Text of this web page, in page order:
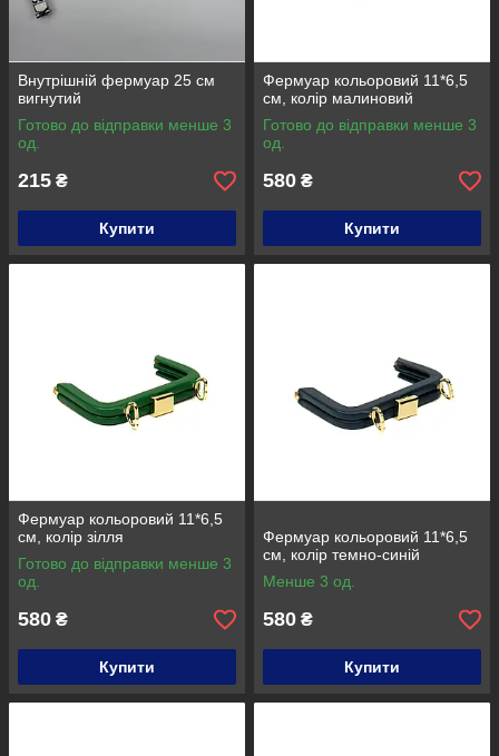
Внутрішній фермуар 25 см
вигнутий
Готово до відправки менше 3
од.
215 ₴
Купити
Фермуар кольоровий 11*6,5
см, колір малиновий
Готово до відправки менше 3
од.
580 ₴
Купити
Фермуар кольоровий 11*6,5
см, колір зілля
Готово до відправки менше 3
од.
580 ₴
Купити
Фермуар кольоровий 11*6,5
см, колір темно-синій
Менше 3 од.
580 ₴
Купити